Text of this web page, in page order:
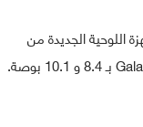
اللوحية الجديدة من